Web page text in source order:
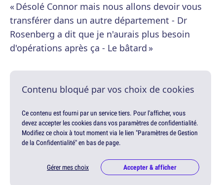
« Désolé Connor mais nous allons devoir vous
transférer dans un autre département - Dr
Rosenberg a dit que je n'aurais plus besoin
d'opérations après ça - Le bâtard »
Contenu bloqué par vos choix de cookies
Ce contenu est fourni par un service tiers. Pour l'afficher, vous
devez accepter les cookies dans vos paramètres de confidentialité.
Modifiez ce choix à tout moment via le lien "Paramètres de Gestion
de la Confidentialité" en bas de page.
Gérer mes choix Accepter & afficher